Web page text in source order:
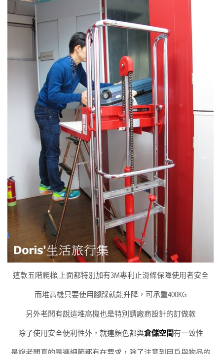
這款五階爬梯,上面都特別加有3M專利止滑條保障使用者安全
而堆高機只要使用腳踩就能升降，可承重400KG
另外老闆有說這堆高機也是特別請廠商設計的訂做款
除了使用安全便利性外，就連顏色都與倉儲空間有一致性